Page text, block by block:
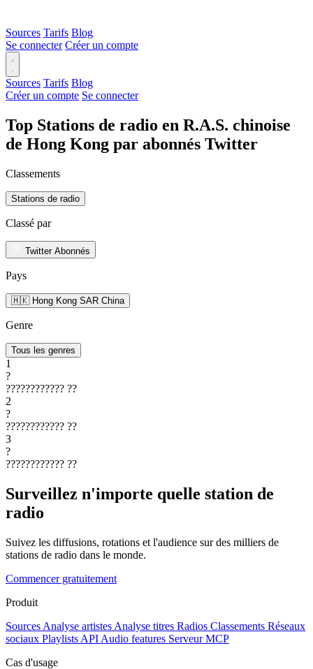
Sources Tarifs Blog
Se connecter Créer un compte
Sources Tarifs Blog
Créer un compte Se connecter
Top Stations de radio en R.A.S. chinoise
de Hong Kong par abonnés Twitter
Classements
Stations de radio
Classé par
Twitter Abonnés
Pays
🇭🇰 Hong Kong SAR China
Genre
Tous les genres
1
?
???????????? ??
2
?
???????????? ??
3
?
???????????? ??
Surveillez n'importe quelle station de
radio
Suivez les diffusions, rotations et l'audience sur des milliers de
stations de radio dans le monde.
Commencer gratuitement
Produit
Sources Analyse artistes Analyse titres Radios Classements Réseaux
sociaux Playlists API Audio features Serveur MCP
Cas d'usage